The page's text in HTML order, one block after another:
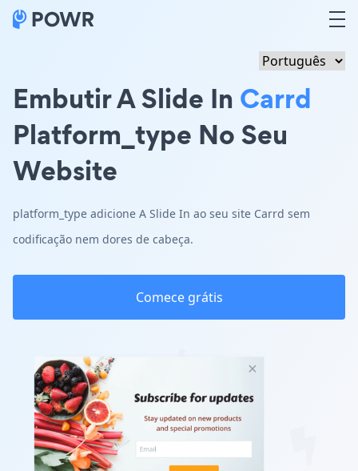
Embutir A Slide In Carrd
Platform_type No Seu
Website
platform_type adicione A Slide In ao seu site Carrd sem
codificação nem dores de cabeça.
Comece grátis